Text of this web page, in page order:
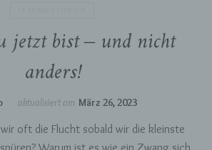
jetzt bist – und nicht
anders!
aktualisiert am März 26, 2023
oft die Flucht sobald wir die kleinste
Warum ist es wie ein Zwang sich
des für die Verarbeitung
sonstiger in den Mitgliedstaaten
Union geltenden